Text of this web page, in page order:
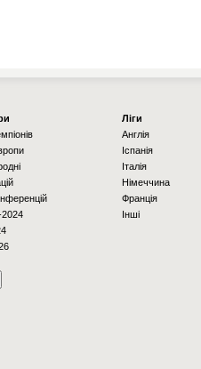
Ліги
Англія
Іспанія
Італія
Німеччина
Франція
Інші